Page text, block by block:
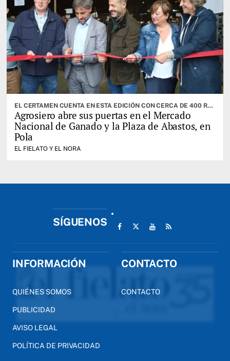
EL CERTAMEN CUENTA EN ESTA EDICIÓN CON CERCA DE 400 RESES. CABRANES ES EL CONCEJO INVITADO
Agrosiero abre sus puertas en el Mercado
Nacional de Ganado y la Plaza de Abastos, en
Pola
EL FIELATO Y EL NORA
SÍGUENOS
INFORMACIÓN
QUIÉNES SOMOS
PUBLICIDAD
AVISO LEGAL
POLÍTICA DE PRIVACIDAD
CONTACTO
CONTACTO